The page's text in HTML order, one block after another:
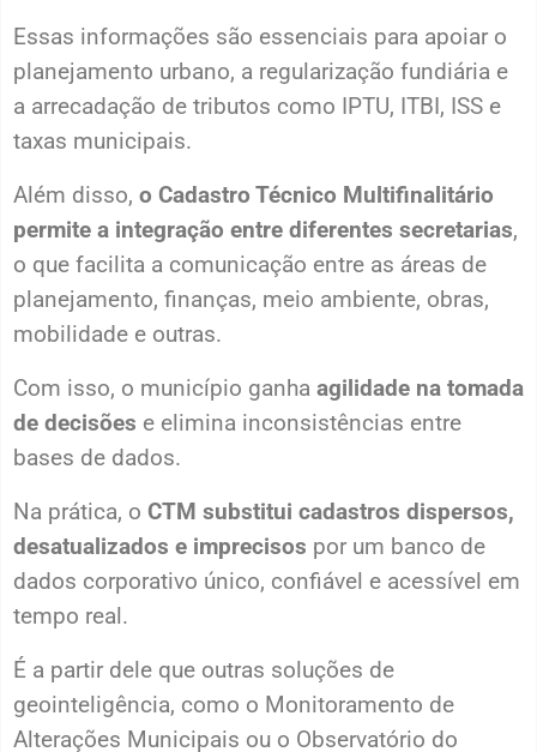
Essas informações são essenciais para apoiar o
planejamento urbano, a regularização fundiária e
a arrecadação de tributos como IPTU, ITBI, ISS e
taxas municipais.
Além disso, o Cadastro Técnico Multifinalitário
permite a integração entre diferentes secretarias,
o que facilita a comunicação entre as áreas de
planejamento, finanças, meio ambiente, obras,
mobilidade e outras.
Com isso, o município ganha agilidade na tomada
de decisões e elimina inconsistências entre
bases de dados.
Na prática, o CTM substitui cadastros dispersos,
desatualizados e imprecisos por um banco de
dados corporativo único, confiável e acessível em
tempo real.
É a partir dele que outras soluções de
geointeligência, como o Monitoramento de
Alterações Municipais ou o Observatório do